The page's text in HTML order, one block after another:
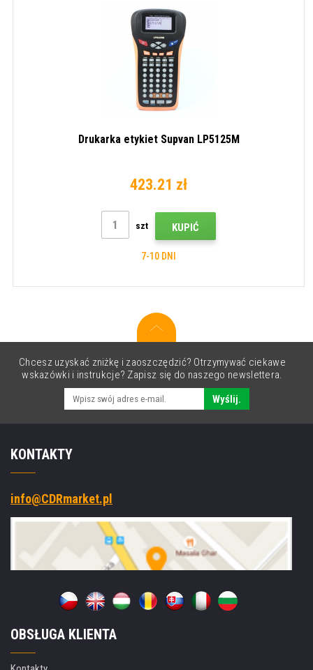
Drukarka etykiet Supvan LP5125M
423.21 zł
szt KUPIĆ
7-10 DNI
Chcesz uzyskać zniżkę i zaoszczędzić? Otrzymywać ciekawe
wskazówki i instrukcje? Zapisz się do naszego newslettera.
Wyślij.
KONTAKTY
info@CDRmarket.pl
OBSŁUGA KLIENTA